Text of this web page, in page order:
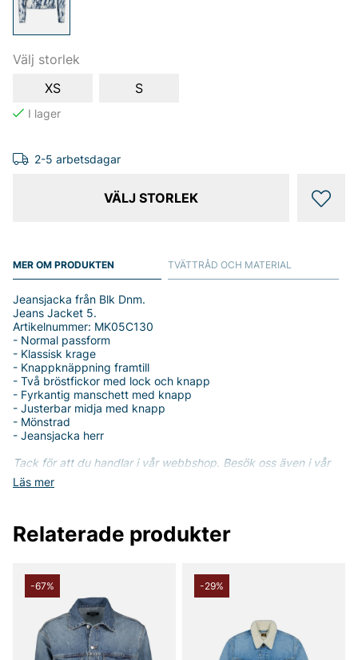
Välj storlek
XS
S
2-5 arbetsdagar
VÄLJ STORLEK
MER OM PRODUKTEN
Läs mer
Jeansjacka från Blk Dnm.
Jeans Jacket 5.
Artikelnummer: MK05C130
- Normal passform
- Klassisk krage
- Knappknäppning framtill
- Två bröstfickor med lock och knapp
- Fyrkantig manschett med knapp
- Justerbar midja med knapp
- Mönstrad
- Jeansjacka herr
Tack för att du handlar i vår webbshop. Besök oss även i vår
butik i Vingåker.
TVÄTTRÅD OCH MATERIAL
Relaterade produkter
-67% -29%